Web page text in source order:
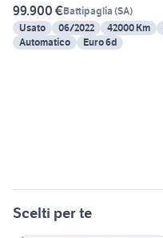
99.900 €Battipaglia (SA)
Usato
06/2022 42000 Km
Automatico
Euro 6d
Scelti per te